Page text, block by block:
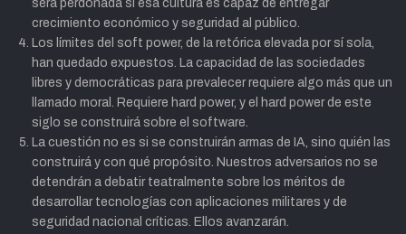
será perdonada si esa cultura es capaz de entregar
crecimiento económico y seguridad al público.
Los límites del soft power, de la retórica elevada por sí sola,
han quedado expuestos. La capacidad de las sociedades
libres y democráticas para prevalecer requiere algo más que un
llamado moral. Requiere hard power, y el hard power de este
siglo se construirá sobre el software.
La cuestión no es si se construirán armas de IA, sino quién las
construirá y con qué propósito. Nuestros adversarios no se
detendrán a debatir teatralmente sobre los méritos de
desarrollar tecnologías con aplicaciones militares y de
seguridad nacional críticas. Ellos avanzarán.